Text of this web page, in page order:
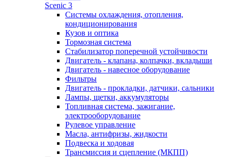
Scenic 3
Системы охлаждения, отопления,
кондиционирования
Кузов и оптика
Тормозная система
Стабилизатор поперечной устойчивости
Двигатель - клапана, колпачки, вкладыши
Двигатель - навесное оборудование
Фильтры
Двигатель - прокладки, датчики, сальники
Лампы, щетки, аккумуляторы
Топливная система, зажигание,
электрооборудование
Рулевое управление
Масла, антифризы, жидкости
Подвеска и ходовая
Трансмиссия и сцепление (МКПП)